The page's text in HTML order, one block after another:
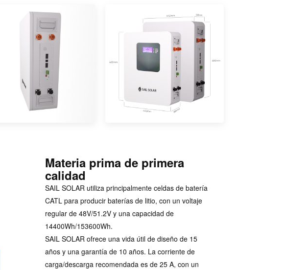
Materia prima de primera
calidad
SAIL SOLAR utiliza principalmente celdas de batería
CATL para producir baterías de litio, con un voltaje
regular de 48V/51.2V y una capacidad de
14400Wh/153600Wh.
SAIL SOLAR ofrece una vida útil de diseño de 15
años y una garantía de 10 años. La corriente de
carga/descarga recomendada es de 25 A, con un